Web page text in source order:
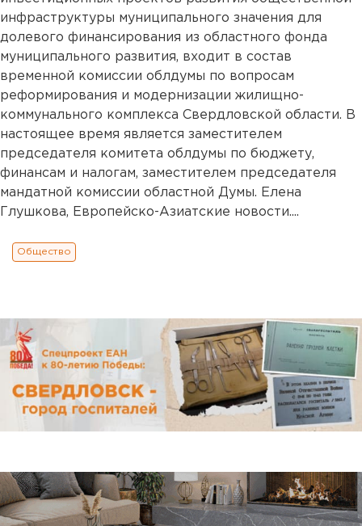
инфраструктуры муниципального значения для
долевого финансирования из областного фонда
муниципального развития, входит в состав
временной комиссии облдумы по вопросам
реформирования и модернизации жилищно-
коммунального комплекса Свердловской области. В
настоящее время является заместителем
председателя комитета облдумы по бюджету,
финансам и налогам, заместителем председателя
мандатной комиссии областной Думы. Елена
Глушкова, Европейско-Азиатские новости....
Общество